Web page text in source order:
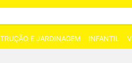
E JARDINAGEM INFANTIL